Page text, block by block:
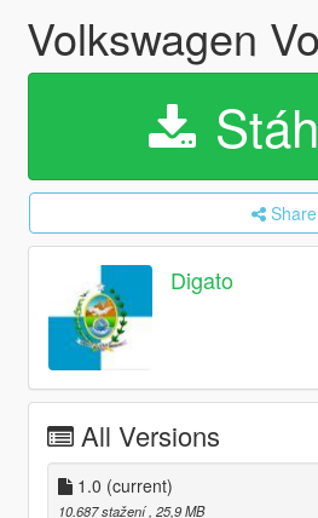
Volkswagen
Share
Digato
All Versions
1.0 (current)
10.687 stažení , 25,9 MB